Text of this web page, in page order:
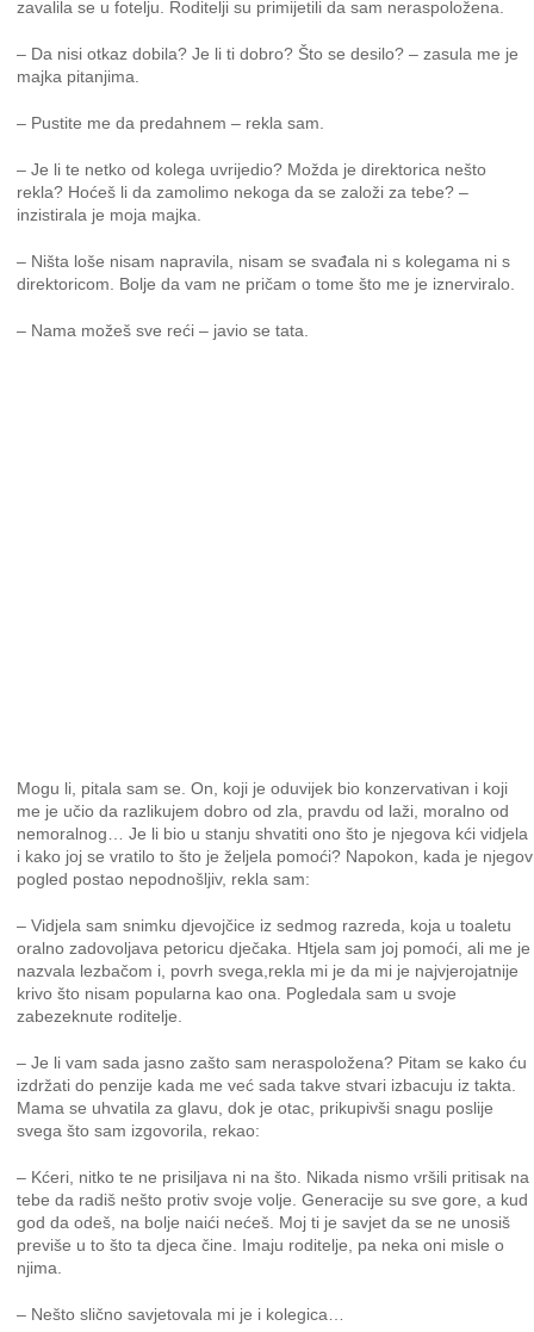
zavalila se u fotelju. Roditelji su primijetili da sam neraspoložena.
– Da nisi otkaz dobila? Je li ti dobro? Što se desilo? – zasula me je
majka pitanjima.
– Pustite me da predahnem – rekla sam.
– Je li te netko od kolega uvrijedio? Možda je direktorica nešto
rekla? Hoćeš li da zamolimo nekoga da se založi za tebe? –
inzistirala je moja majka.
– Ništa loše nisam napravila, nisam se svađala ni s kolegama ni s
direktoricom. Bolje da vam ne pričam o tome što me je iznerviralo.
– Nama možeš sve reći – javio se tata.
Mogu li, pitala sam se. On, koji je oduvijek bio konzervativan i koji
me je učio da razlikujem dobro od zla, pravdu od laži, moralno od
nemoralnog… Je li bio u stanju shvatiti ono što je njegova kći vidjela
i kako joj se vratilo to što je željela pomoći? Napokon, kada je njegov
pogled postao nepodnošljiv, rekla sam:
– Vidjela sam snimku djevojčice iz sedmog razreda, koja u toaletu
oralno zadovoljava petoricu dječaka. Htjela sam joj pomoći, ali me je
nazvala lezbačom i, povrh svega,rekla mi je da mi je najvjerojatnije
krivo što nisam popularna kao ona. Pogledala sam u svoje
zabezeknute roditelje.
– Je li vam sada jasno zašto sam neraspoložena? Pitam se kako ću
izdržati do penzije kada me već sada takve stvari izbacuju iz takta.
Mama se uhvatila za glavu, dok je otac, prikupivši snagu poslije
svega što sam izgovorila, rekao:
– Kćeri, nitko te ne prisiljava ni na što. Nikada nismo vršili pritisak na
tebe da radiš nešto protiv svoje volje. Generacije su sve gore, a kud
god da odeš, na bolje naići nećeš. Moj ti je savjet da se ne unosiš
previše u to što ta djeca čine. Imaju roditelje, pa neka oni misle o
njima.
– Nešto slično savjetovala mi je i kolegica…